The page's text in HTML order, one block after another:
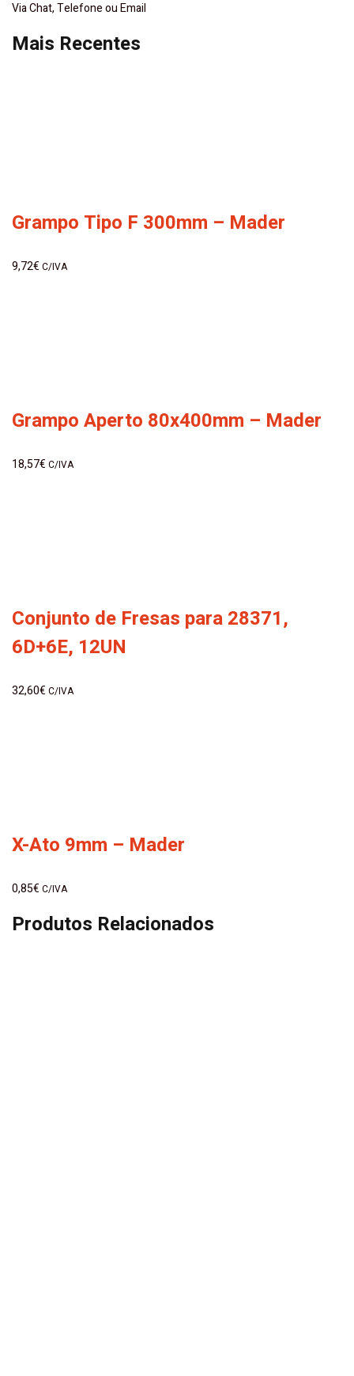
Via Chat, Telefone ou Email
Mais Recentes
Grampo Tipo F 300mm – Mader
9,72€ C/IVA
Grampo Aperto 80x400mm – Mader
18,57€ C/IVA
Conjunto de Fresas para 28371,
6D+6E, 12UN
32,60€ C/IVA
X-Ato 9mm – Mader
0,85€ C/IVA
Produtos Relacionados